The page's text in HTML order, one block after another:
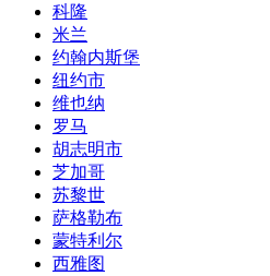
科隆
米兰
约翰内斯堡
纽约市
维也纳
罗马
胡志明市
芝加哥
苏黎世
萨格勒布
蒙特利尔
西雅图